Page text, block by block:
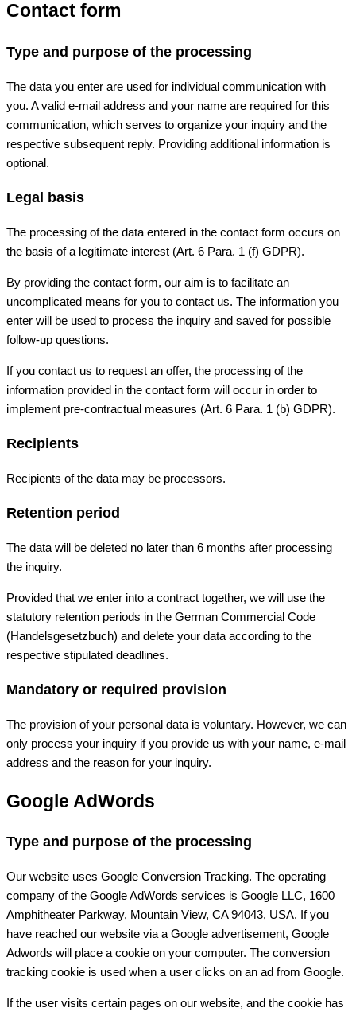
Contact form
Type and purpose of the processing
The data you enter are used for individual communication with
you. A valid e-mail address and your name are required for this
communication, which serves to organize your inquiry and the
respective subsequent reply. Providing additional information is
optional.
Legal basis
The processing of the data entered in the contact form occurs on
the basis of a legitimate interest (Art. 6 Para. 1 (f) GDPR).
By providing the contact form, our aim is to facilitate an
uncomplicated means for you to contact us. The information you
enter will be used to process the inquiry and saved for possible
follow-up questions.
If you contact us to request an offer, the processing of the
information provided in the contact form will occur in order to
implement pre-contractual measures (Art. 6 Para. 1 (b) GDPR).
Recipients
Recipients of the data may be processors.
Retention period
The data will be deleted no later than 6 months after processing
the inquiry.
Provided that we enter into a contract together, we will use the
statutory retention periods in the German Commercial Code
(Handelsgesetzbuch) and delete your data according to the
respective stipulated deadlines.
Mandatory or required provision
The provision of your personal data is voluntary. However, we can
only process your inquiry if you provide us with your name, e-mail
address and the reason for your inquiry.
Google AdWords
Type and purpose of the processing
Our website uses Google Conversion Tracking. The operating
company of the Google AdWords services is Google LLC, 1600
Amphitheater Parkway, Mountain View, CA 94043, USA. If you
have reached our website via a Google advertisement, Google
Adwords will place a cookie on your computer. The conversion
tracking cookie is used when a user clicks on an ad from Google.
If the user visits certain pages on our website, and the cookie has